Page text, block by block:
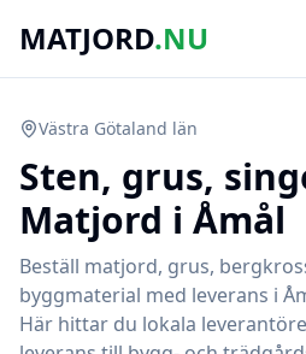
MATJORD.NU
Västra Götaland län
Sten, grus,
Matjord i Åmål
Beställ matjord, grus,
byggmaterial med leverans i
Här hittar du lokala